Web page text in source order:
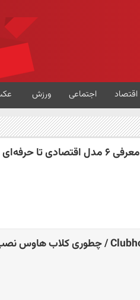
اقتصاد اجتماعی ورزش
تا حرفه‌ای